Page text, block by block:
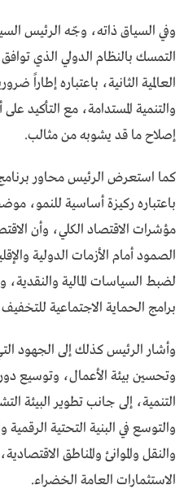
وفي السياق ذاته، وجّه الرئيس
التمسك بالنظام الدولي الذي
العالمية الثانية، باعتباره إطاراً
والتنمية المستدامة، مع التأكيد
إصلاح ما قد يشوبه من مثالب.
كما استعرض الرئيس محاور
باعتباره ركيزة أساسية للنمو،
مؤشرات الاقتصاد الكلي، وأن
الصمود أمام الأزمات الدولية
لضبط السياسات المالية والنقدية،
برامج الحماية الاجتماعية للتخفيف
وأشار الرئيس كذلك إلى الجهود
وتحسين بيئة الأعمال، وتوسيع
التنمية، إلى جانب تطوير البيئة
والتوسع في البنية التحتية
والنقل والموانئ والمناطق
الاستثمارات العامة الخضراء.